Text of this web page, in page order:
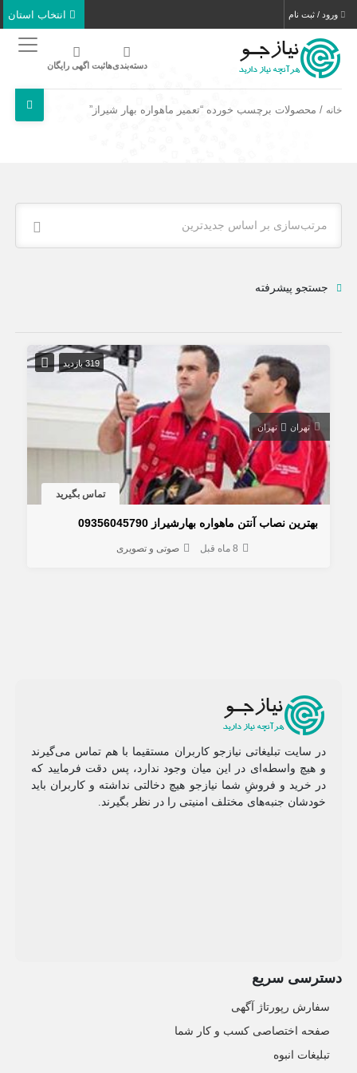
ورود / ثبت نام
دسته‌بندی‌هاثبت اگهی رایگان
خانه / محصولات برچسب خورده “تعمیر ماهواره بهار شیراز”
مرتب‌سازی بر اساس جدیدترین
جستجو پیشرفته
319 بازدید
تهران تهران
تماس بگیرید
بهترین نصاب آنتن ماهواره بهارشیراز 09356045790
8 ماه قبل صوتی و تصویری
در سایت تبلیغاتی نیازجو کاربران مستقیما با هم تماس می‌گیرند
و هیچ واسطه‌ای در این میان وجود ندارد، پس دقت فرمایید که
در خرید و فروشِ شما نیازجو هیچ دخالتی نداشته و کاربران باید
خودشان جنبه‌های مختلف امنیتی را در نظر بگیرند.
دسترسی سریع
سفارش رپورتاژ آگهی
صفحه اختصاصی کسب و کار شما
تبلیغات انبوه